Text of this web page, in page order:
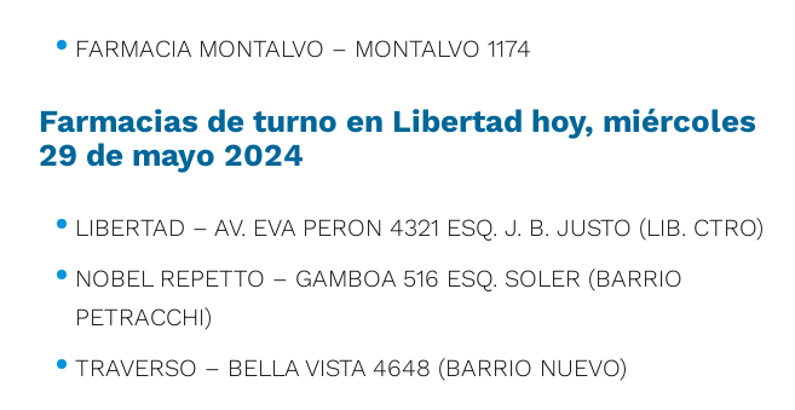
FARMACIA MONTALVO – MONTALVO 1174
Farmacias de turno en Libertad hoy, miércoles
29 de mayo 2024
LIBERTAD – AV. EVA PERON 4321 ESQ. J. B. JUSTO (LIB. CTRO)
NOBEL REPETTO – GAMBOA 516 ESQ. SOLER (BARRIO
PETRACCHI)
TRAVERSO – BELLA VISTA 4648 (BARRIO NUEVO)